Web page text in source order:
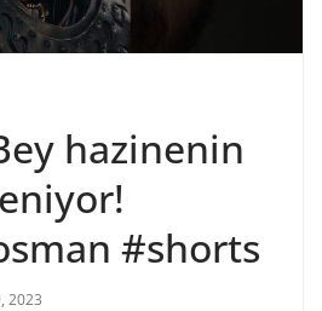
hazinenin
#shorts
2023